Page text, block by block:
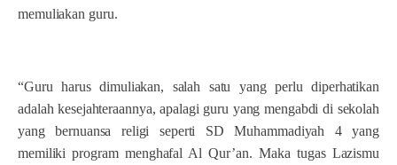
memuliakan guru.
“Guru harus dimuliakan, salah satu yang perlu diperhatikan
adalah kesejahteraannya, apalagi guru yang mengabdi di sekolah
yang bernuansa religi seperti SD Muhammadiyah 4 yang
memiliki program menghafal Al Qur’an. Maka tugas Lazismu